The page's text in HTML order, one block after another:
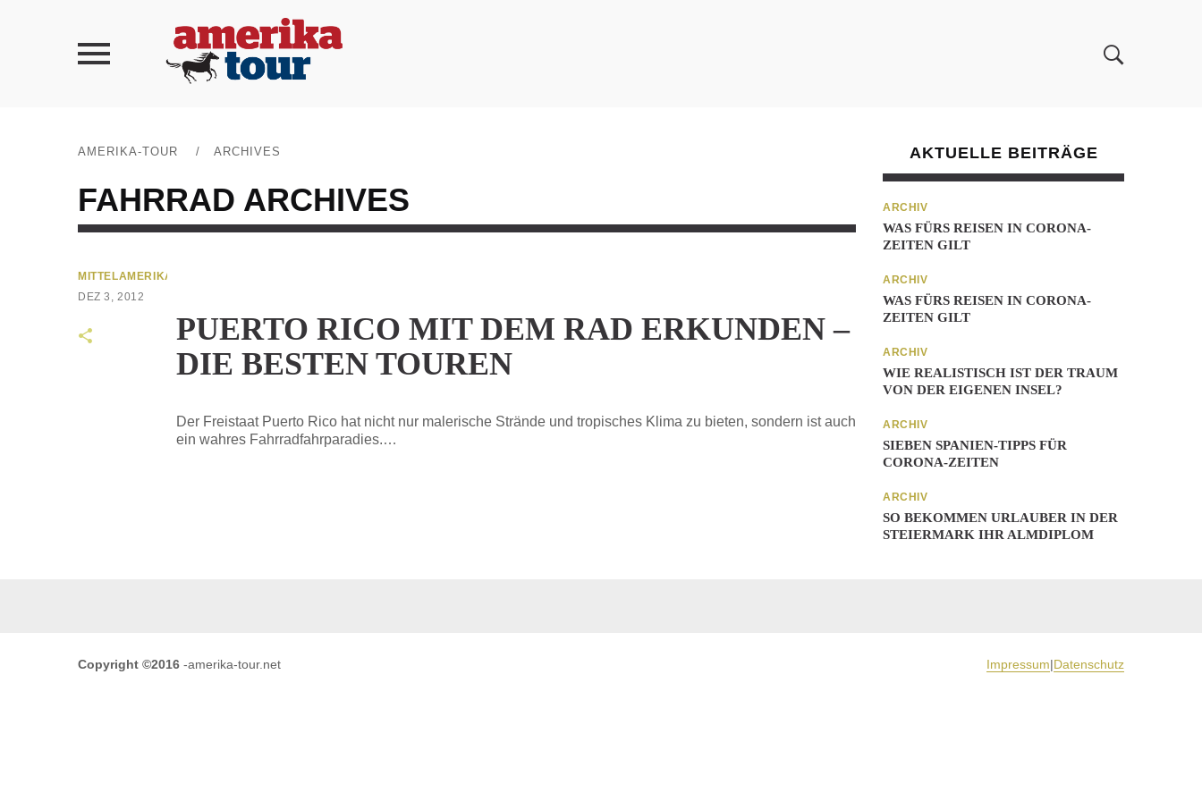
AMERIKA-TOUR / ARCHIVES
FAHRRAD ARCHIVES
MITTELAMERIKA
DEZ 3, 2012
PUERTO RICO MIT DEM RAD ERKUNDEN –
DIE BESTEN TOUREN
Der Freistaat Puerto Rico hat nicht nur malerische Strände und tropisches Klima zu bieten, sondern ist auch
ein wahres Fahrradfahrparadies.…
AKTUELLE BEITRÄGE
ARCHIV
WAS FÜRS REISEN IN CORONA-
ZEITEN GILT
ARCHIV
WAS FÜRS REISEN IN CORONA-
ZEITEN GILT
ARCHIV
WIE REALISTISCH IST DER TRAUM
VON DER EIGENEN INSEL?
ARCHIV
SIEBEN SPANIEN-TIPPS FÜR
CORONA-ZEITEN
ARCHIV
SO BEKOMMEN URLAUBER IN DER
STEIERMARK IHR ALMDIPLOM
Copyright ©2016 -amerika-tour.net Impressum|Datenschutz